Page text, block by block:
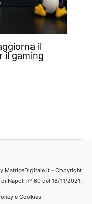
il
il gaming
MatriceDigitale.it – Copyright
Napoli n° 60 del 18/11/2021.
e Cookies